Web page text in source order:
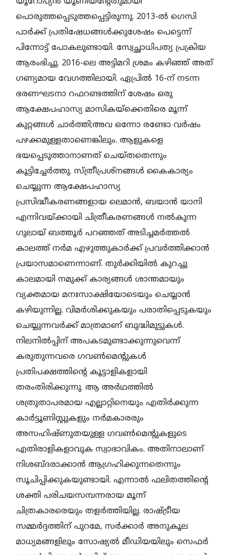
പൊരുത്തപ്പെടുത്തപ്പെട്ടിരുന്നു. 2013-ൽ ഗെസി
പാർക്ക് പ്രതിഷേധങ്ങൾക്കുശേഷം പെട്ടെന്ന്
പിന്നോട്ട് പോകലുണ്ടായി. സ്വേച്ഛാധിപത്യ പ്രക്രിയ
ആരംഭിച്ചു. 2016-ലെ അട്ടിമറി ശ്രമം കഴിഞ്ഞ്‌ അത്‌
ഗണ്യമായ വേഗത്തിലായി. ഏപ്രിൽ 16-ന് നടന്ന
ഭരണഘടനാ റഫറണ്ടത്തിന് ശേഷം ഒരു
ആക്ഷേപഹാസ്യ മാസികയ്‌ക്കെതിരെ മൂന്ന്
കുറ്റങ്ങൾ ചാർത്തി;അവ ഒന്നോ രണ്ടോ വർഷം
പഴക്കമുള്ളതാണെങ്കിലും. ആളുകളെ
ഭയപ്പെടുത്താനാണത്‌ ചെയ്തതെന്നും
കൂട്ടിച്ചേർത്തു. സ്ത്രീപ്രശ്‌നങ്ങൾ കൈകാര്യം
ചെയ്യുന്ന ആക്ഷേപഹാസ്യ
പ്രസിദ്ധീകരണങ്ങളായ ലെമാൻ, ബയാൻ യാനി
എന്നിവയ്‌ക്കായി ചിത്രീകരണങ്ങൾ നൽകുന്ന
ഗുലായ് ബത്തൂർ പറഞ്ഞത് അടിച്ചമർത്തൽ
കാലത്ത് നർമ എഴുത്തുകാർക്ക് പ്രവർത്തിക്കാൻ
പ്രയാസമാണെന്നാണ്. തുർക്കിയിൽ കുറച്ചു
കാലമായി നമുക്ക് കാര്യങ്ങൾ ശാന്തമായും
വ്യക്തമായ മനഃസാക്ഷിയോടെയും ചെയ്യാൻ
കഴിയുന്നില്ല. വിമർശിക്കുകയും പരാതിപ്പെടുകയും
ചെയ്യുന്നവർക്ക്‌ മാത്രമാണ് ബുദ്ധിമുട്ടുകൾ.
നിലനിൽപ്പിന് അപകടമുണ്ടാക്കുന്നുവെന്ന്‌
കരുതുന്നവരെ ഗവൺമെന്റുകൾ
പ്രതിപക്ഷത്തിന്റെ കൂട്ടാളികളായി
തരംതിരിക്കുന്നു. ആ അർഥത്തിൽ
ശത്രുതാപരമായ എല്ലാറ്റിനെയും എതിർക്കുന്ന
കാർട്ടൂണിസ്റ്റുകളും നർമകാരരും
അസഹിഷ്ണുതയുള്ള ഗവൺമെന്റുകളുടെ
എതിരാളികളാവുക സ്വാഭാവികം. അതിനാലാണ്
നിശബ്ദരാക്കാൻ ആഗ്രഹിക്കുന്നതെന്നും
സൂചിപ്പിക്കുകയുണ്ടായി. എന്നാൽ ഫലിതത്തിന്റെ
ശക്തി പരിചയസമ്പന്നരായ മൂന്ന്
ചിത്രകാരരെയും തളർത്തിയില്ല. രാഷ്ട്രീയ
സമ്മർദ്ദത്തിന് പുറമേ, സർക്കാർ അനുകൂല
മാധ്യമങ്ങളിലും സോഷ്യൽ മീഡിയയിലും സെഫർ